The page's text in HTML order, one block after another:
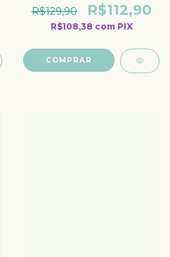
R$129,90 R$112,90
R$108,38 com PIX
COMPRAR